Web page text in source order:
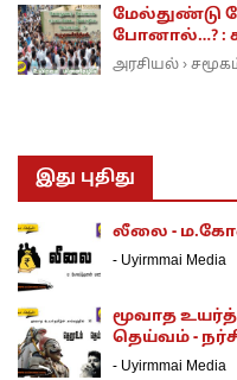
மேல்துண்டு
போனால்…? :
அரசியல் ›
இது புதிது
லீலை -
- Uyirmmai Media
மூவாத
தெய்வம் -
- Uyirmmai Media